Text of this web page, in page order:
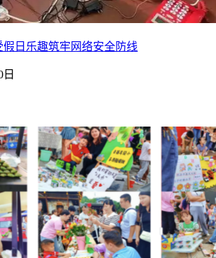
日乐趣筑牢网络安全防线